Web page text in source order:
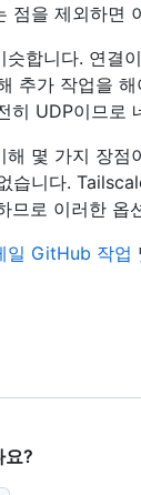
점을 제외하면
합니다. 연결
추가 작업을
히 UDP이므로
몇 가지 장점
습니다.
로 이러한 옵
일 GitHub 작업
요?